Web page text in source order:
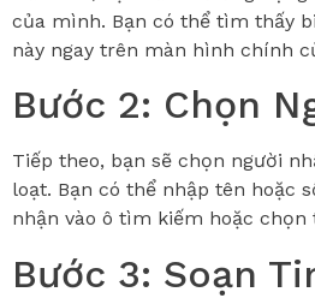
của mình. Bạn có thể tìm thấy
này ngay trên màn hình chính
Bước 2: Chọn
Tiếp theo, bạn sẽ chọn người
loạt. Bạn có thể nhập tên hoặc
nhận vào ô tìm kiếm hoặc chọn
Bước 3: Soạn